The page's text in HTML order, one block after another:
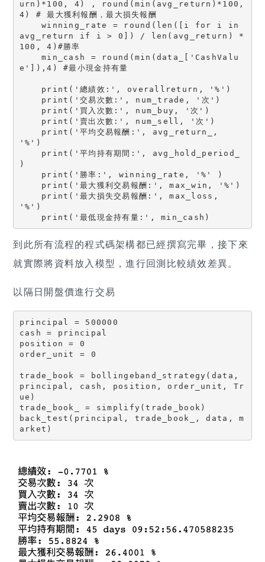
urn)*100, 4) , round(min(avg_return)*100,
4) # 最大獲利報酬，最大損失報酬
    winning_rate = round(len([i for i in
avg_return if i > 0]) / len(avg_return) *
100, 4)#勝率
    min_cash = round(min(data_['CashValu
e']),4) #最小現金持有量
'%')
)
'%')
    print('最低現金持有量:', min_cash)
到此所有流程的程式碼架構都已經撰寫完畢，接下來
就實際將資料放入模型，進行回測比較績效差異。
以隔日開盤價進行交易
principal = 500000
cash = principal
position = 0
order_unit = 0
trade_book = bollingeband_strategy(data,
principal, cash, position, order_unit, Tr
ue)
trade_book_ = simplify(trade_book)
back_test(principal, trade_book_, data, m
arket)